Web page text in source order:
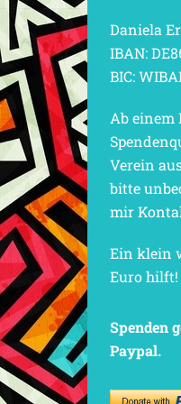
Daniela
IBAN:
BIC:
Ab einem
Verein
bitte
mir
Ein klein
Euro hilft!
Spenden
Paypal.